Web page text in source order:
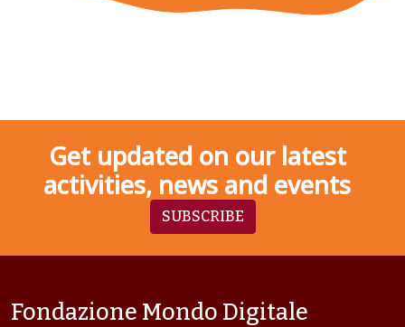
Get updated on our latest
activities, news and events
SUBSCRIBE
Fondazione Mondo Digitale